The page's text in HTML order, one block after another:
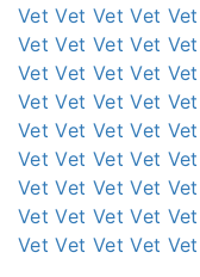
Vet Vet Vet Vet Vet
Vet Vet Vet Vet Vet
Vet Vet Vet Vet Vet
Vet Vet Vet Vet Vet
Vet Vet Vet Vet Vet
Vet Vet Vet Vet Vet
Vet Vet Vet Vet Vet
Vet Vet Vet Vet Vet
Vet Vet Vet Vet Vet